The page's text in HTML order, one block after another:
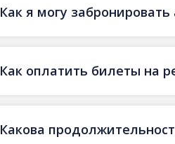
Как я могу
Как оплатить билеты на
Какова